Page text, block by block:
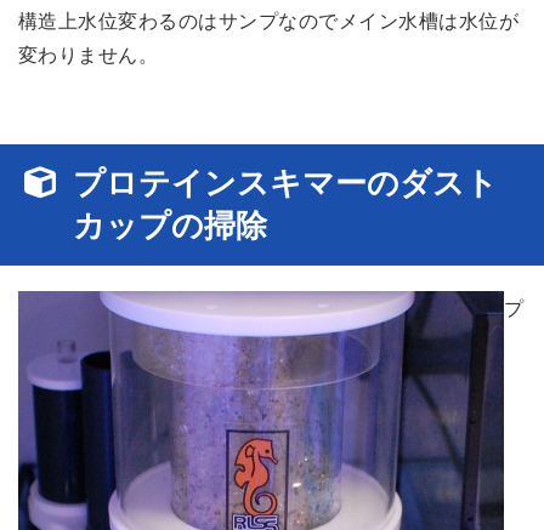
構造上水位変わるのはサンプなのでメイン水槽は水位が
変わりません。
プロテインスキマーのダスト
カップの掃除
プ